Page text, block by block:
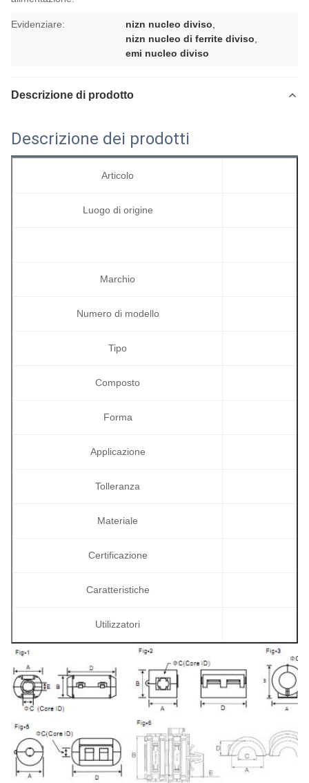
Evidenziare: nizn nucleo diviso
nizn nucleo di ferrite diviso
emi nucleo diviso
Descrizione di prodotto
Descrizione dei prodotti
Articolo
Luogo di origine
Marchio
Numero di modello
Tipo
Composto
Forma
Applicazione
Tolleranza
Materiale
Certificazione
Caratteristiche
Utilizzatori